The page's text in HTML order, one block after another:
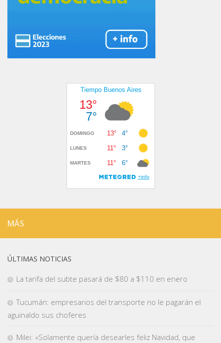
MÁS
ÚLTIMAS NOTICIAS
La tarifa del subte pasará de $80 a $110 en enero
Tucumán: empresarios del transporte no le pagarán el
aguinaldo sus choferes
Milei: «Solamente quería desearles feliz Navidad, que